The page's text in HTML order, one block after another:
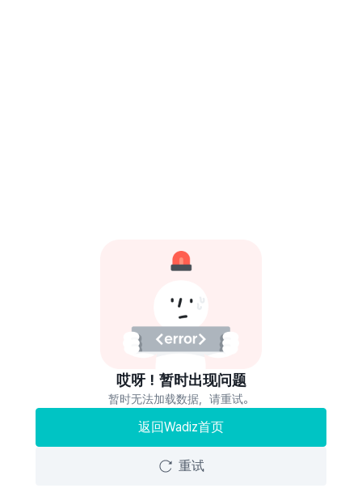
哎呀！暂时出现问题
暂时无法加载数据，请重试。
返回Wadiz首页
重试